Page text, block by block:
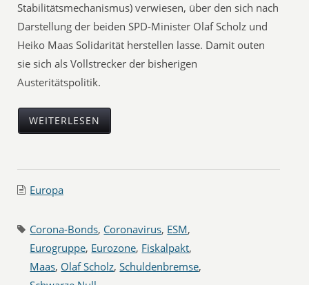
Stabilitätsmechanismus) verwiesen, über den sich nach
Darstellung der beiden SPD-Minister Olaf Scholz und
Heiko Maas Solidarität herstellen lasse. Damit outen
sie sich als Vollstrecker der bisherigen
Austeritätspolitik.
WEITERLESEN
Europa
Corona-Bonds, Coronavirus, ESM,
Eurogruppe, Eurozone, Fiskalpakt,
Maas, Olaf Scholz,Schuldenbremse,